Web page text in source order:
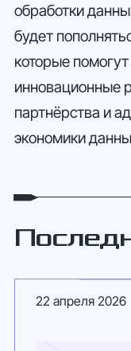
обработки
будет
которые
инновационные
партнёрства и
экономики
22 апреля 2026